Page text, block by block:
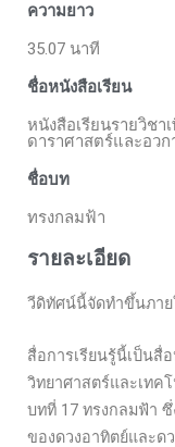
ความยาว
35.07 นาที
ชื่อหนังสือเรียน
หนังสือเรียนรายวิชา
ดาราศาสตร์และอวก
ชื่อบท
ทรงกลมฟ้า
รายละเอียด
วีดิทัศน์นี้จัดทำขึ้นภาย
สื่อการเรียนรู้นี้เป็นสื่
วิทยาศาสตร์และเทค
บทที่ 17 ทรงกลมฟ้า ซึ่
ของดวงอาทิตย์และด